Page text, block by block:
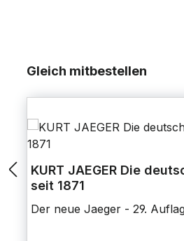
Gleich mitbestellen
KURT JAEGER Die
seit 1871
Der neue Jaeger -